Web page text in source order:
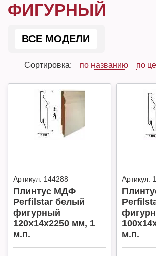
ФИГУРНЫЙ
ВСЕ МОДЕЛИ
Сортировка: по названию по
Артикул: 144288
Плинтус МДФ
Perfilstar белый
фигурный
120х14х2250 мм, 1
м.п.
Артикул:
м.п.